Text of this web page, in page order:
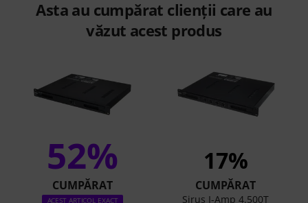
Asta au cumpărat clienții care au
văzut acest produs
52%
CUMPĂRAT
ACEST ARTICOL EXACT
17%
CUMPĂRAT
Sirus I-Amp 4.500T